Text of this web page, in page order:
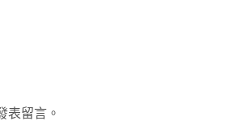
表留言。